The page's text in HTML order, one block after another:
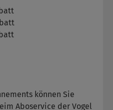
können Sie
Aboservice der Vogel